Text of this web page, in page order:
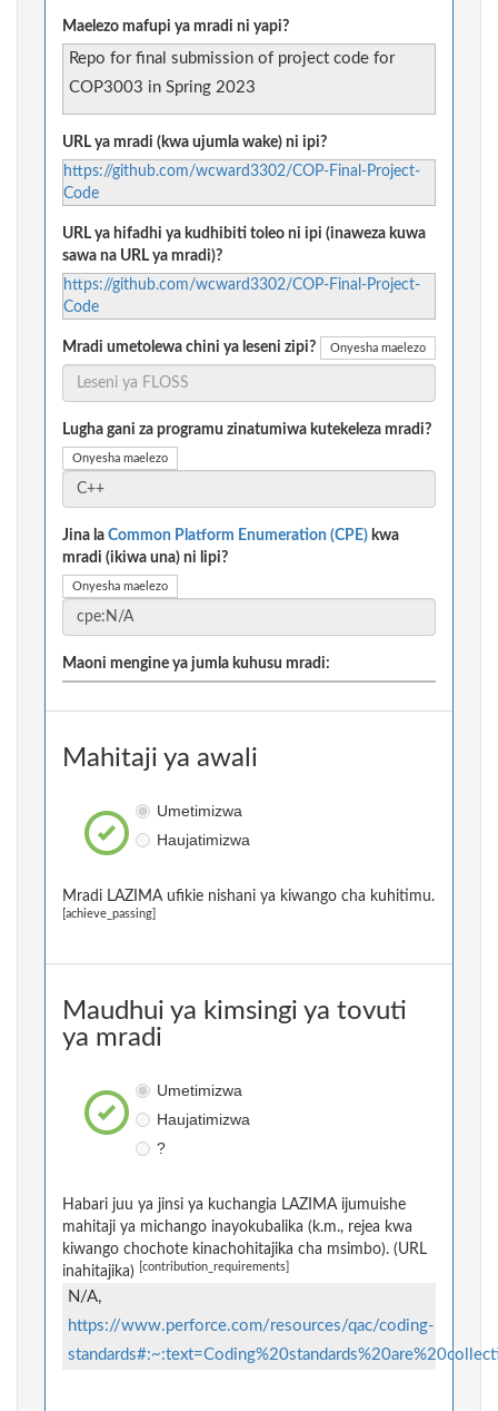
Maelezo mafupi ya mradi ni yapi?
Repo for final submission of project code for
COP3003 in Spring 2023
URL ya mradi (kwa ujumla wake) ni ipi?
https://github.com/wcward3302/COP-Final-Project-
Code
URL ya hifadhi ya kudhibiti toleo ni ipi (inaweza kuwa
sawa na URL ya mradi)?
https://github.com/wcward3302/COP-Final-Project-
Code
Mradi umetolewa chini ya leseni zipi? Onyesha maelezo
Lugha gani za programu zinatumiwa kutekeleza mradi?
Onyesha maelezo
Jina la Common Platform Enumeration (CPE) kwa
mradi (ikiwa una) ni lipi?
Onyesha maelezo
Maoni mengine ya jumla kuhusu mradi:
Mahitaji ya awali
Umetimizwa
Haujatimizwa
Mradi LAZIMA ufikie nishani ya kiwango cha kuhitimu.
[achieve_passing]
Maudhui ya kimsingi ya tovuti
ya mradi
Umetimizwa
Haujatimizwa
?
Habari juu ya jinsi ya kuchangia LAZIMA ijumuishe
mahitaji ya michango inayokubalika (k.m., rejea kwa
kiwango chochote kinachohitajika cha msimbo). (URL
inahitajika)
[contribution_requirements]
N/A,
https://www.perforce.com/resources/qac/coding-